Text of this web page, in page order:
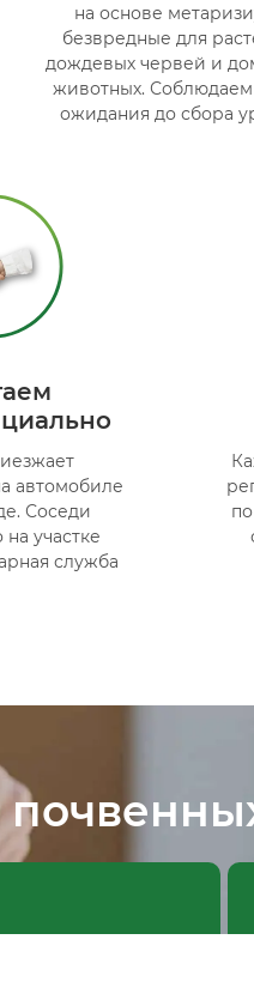
на основе
безвредные для
дождевых червей и
животных.
ожидания до сбора
автомобиле
Соседи
на участке
служба